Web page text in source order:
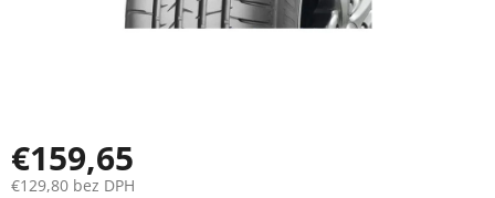
€159,65
€129,80 bez DPH